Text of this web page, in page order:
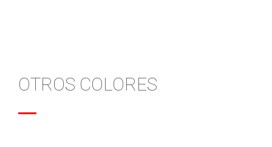
OTROS COLORES